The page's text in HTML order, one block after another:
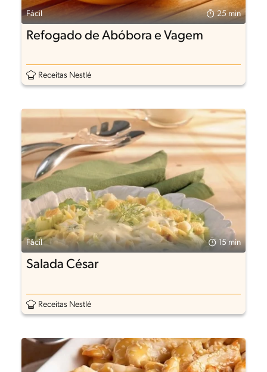
Fácil 25 min
Refogado de Abóbora e Vagem
Receitas Nestlé
Fácil 15 min
Salada César
Receitas Nestlé